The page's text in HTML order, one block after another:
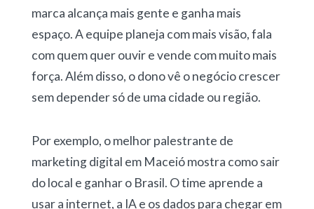
marca alcança mais gente e ganha mais
espaço. A equipe planeja com mais visão, fala
com quem quer ouvir e vende com muito mais
força. Além disso, o dono vê o negócio crescer
sem depender só de uma cidade ou região.
Por exemplo, o melhor palestrante de
marketing digital em Maceió mostra como sair
do local e ganhar o Brasil. O time aprende a
usar a internet, a IA e os dados para chegar em